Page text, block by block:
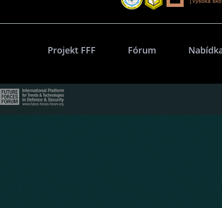
Projekt FFF Fórum